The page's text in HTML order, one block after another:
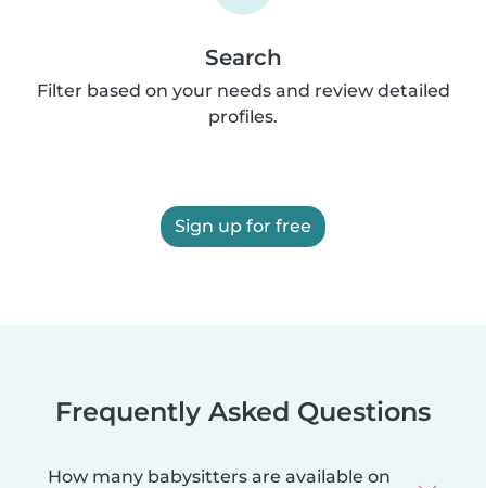
Search
Filter based on your needs and review detailed
profiles.
Sign up for free
Frequently Asked Questions
How many babysitters are available on